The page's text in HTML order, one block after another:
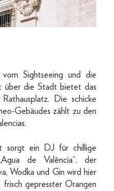
vom Sightseeing und die
über die Stadt bietet das
Die schicke
Gebäudes zählt zu den
sorgt ein DJ für chillige
de València“, der
Wodka und Gin wird hier
frisch gepresster Orangen